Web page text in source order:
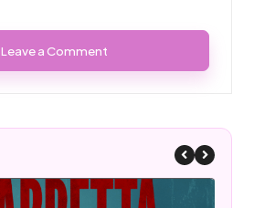
Leave a Comment